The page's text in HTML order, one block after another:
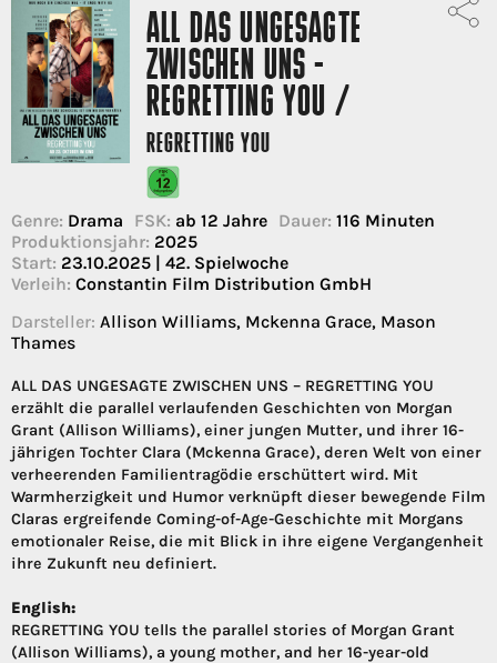
ALL DAS UNGESAGTE
ZWISCHEN UNS -
REGRETTING YOU /
REGRETTING YOU
Genre: Drama FSK: ab 12 Jahre Dauer: 116 Minuten
Produktionsjahr: 2025
Start: 23.10.2025 | 42. Spielwoche
Verleih: Constantin Film Distribution GmbH
Darsteller: Allison Williams, Mckenna Grace, Mason
Thames
ALL DAS UNGESAGTE ZWISCHEN UNS – REGRETTING YOU
erzählt die parallel verlaufenden Geschichten von Morgan
Grant (Allison Williams), einer jungen Mutter, und ihrer 16-
jährigen Tochter Clara (Mckenna Grace), deren Welt von einer
verheerenden Familientragödie erschüttert wird. Mit
Warmherzigkeit und Humor verknüpft dieser bewegende Film
Claras ergreifende Coming-of-Age-Geschichte mit Morgans
emotionaler Reise, die mit Blick in ihre eigene Vergangenheit
ihre Zukunft neu definiert.
English:
REGRETTING YOU tells the parallel stories of Morgan Grant
(Allison Williams), a young mother, and her 16-year-old